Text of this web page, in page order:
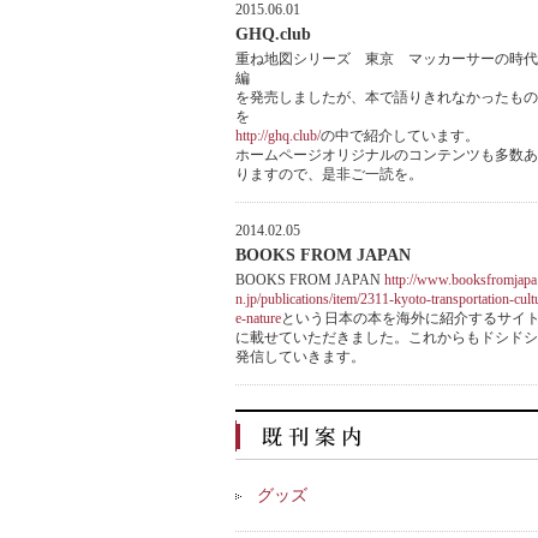
2015.06.01
GHQ.club
重ね地図シリーズ 東京 マッカーサーの時代
編
を発売しましたが、本で語りきれなかったもの
を
http://ghq.club/の中で紹介しています。
ホームページオリジナルのコンテンツも多数あ
りますので、是非ご一読を。
2014.02.05
BOOKS FROM JAPAN
BOOKS FROM JAPAN http://www.booksfromjapa
n.jp/publications/item/2311-kyoto-transportation-
e-natureという日本の本を海外に紹介するサイ
に載せていただきました。これからもドシドシ
発信していきます。
グッズ